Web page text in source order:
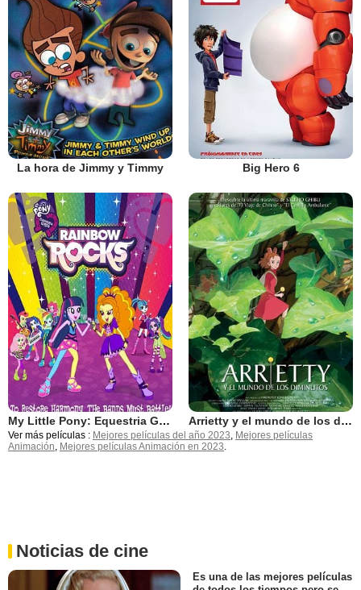
La hora de Jimmy y Timmy Big Hero 6
My Little Pony: Equestria Girls - Rainbow Rocks Arrietty y el mundo de los diminutos
Ver más películas : Mejores películas del año 2023 Mejores películas
Animación Mejores películas Animación en 2023
Noticias de cine
Es una de las mejores películas